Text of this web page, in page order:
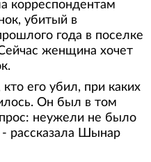
корреспондентам
убитый в
года в поселке
женщина хочет
его убил, при каких
Он был в том
неужели не было
- рассказала Шынар